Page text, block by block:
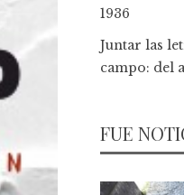
1936
Juntar las
campo: del
FUE